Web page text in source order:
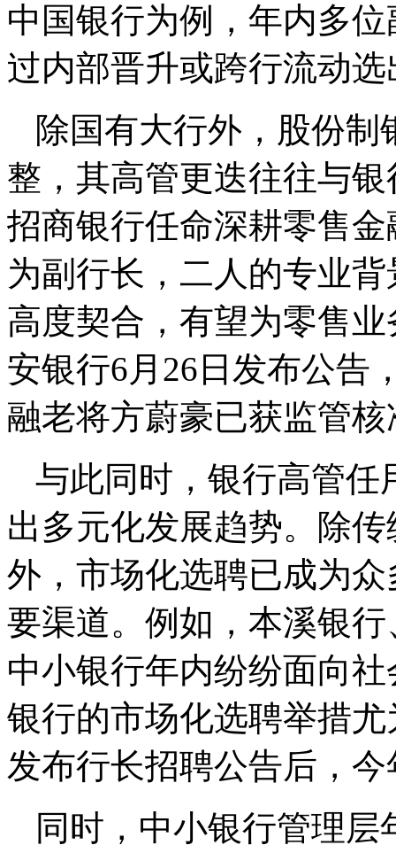
中国银行为例，年内多
过内部晋升或跨行流动选
除国有大行外，股份
整，其高管更迭往往与
招商银行任命深耕零售
为副行长，二人的专业
高度契合，有望为零售
安银行6月26日发布公告
融老将方蔚豪已获监管
与此同时，银行高管任
出多元化发展趋势。除
外，市场化选聘已成为
要渠道。例如，本溪银
中小银行年内纷纷面向
银行的市场化选聘举措
发布行长招聘公告后，
同时，中小银行管理层